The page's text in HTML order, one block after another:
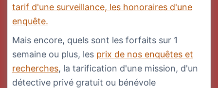
tarif d'une surveillance, les honoraires d'une
enquête.
Mais encore, quels sont les forfaits sur 1
semaine ou plus, les prix de nos enquêtes et
recherches, la tarification d'une mission, d'un
détective privé gratuit ou bénévole